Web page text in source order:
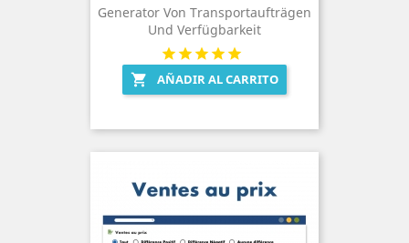
Generator Von Transportaufträgen
Und Verfügbarkeit
 AÑADIR AL CARRITO